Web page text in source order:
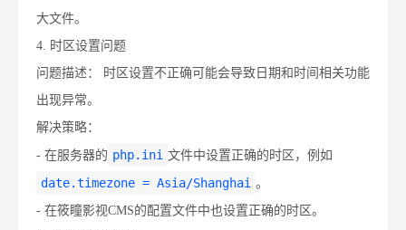
大文件。
4. 时区设置问题
问题描述： 时区设置不正确可能会导致日期和时间相关功能
出现异常。
解决策略：
- 在服务器的 php.ini 文件中设置正确的时区，例如
date.timezone = Asia/Shanghai 。
- 在筱瞳影视CMS的配置文件中也设置正确的时区。